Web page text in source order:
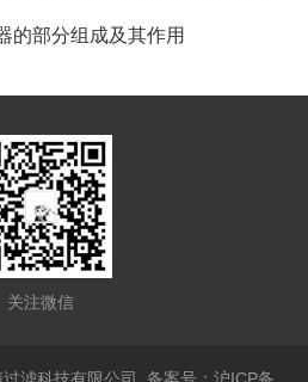
的部分组成及其作用
关注微信